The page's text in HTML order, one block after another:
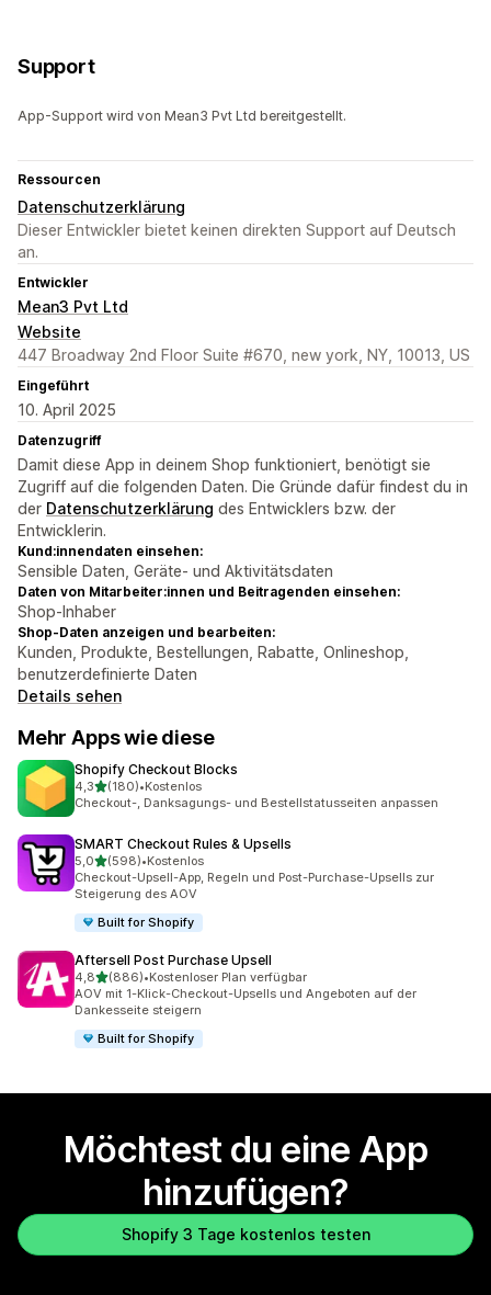
Support
App-Support wird von Mean3 Pvt Ltd bereitgestellt.
Ressourcen
Datenschutzerklärung
Dieser Entwickler bietet keinen direkten Support auf Deutsch
an.
Entwickler
Mean3 Pvt Ltd
Website
447 Broadway 2nd Floor Suite #670, new york, NY, 10013, US
Eingeführt
10. April 2025
Datenzugriff
Damit diese App in deinem Shop funktioniert, benötigt sie
Zugriff auf die folgenden Daten. Die Gründe dafür findest du in
der Datenschutzerklärung des Entwicklers bzw. der
Entwicklerin.
Kund:innendaten einsehen:
Sensible Daten, Geräte- und Aktivitätsdaten
Daten von Mitarbeiter:innen und Beitragenden einsehen:
Shop-Inhaber
Shop-Daten anzeigen und bearbeiten:
Kunden, Produkte, Bestellungen, Rabatte, Onlineshop,
benutzerdefinierte Daten
Details sehen
Mehr Apps wie diese
Shopify Checkout Blocks
4,3von 5 Sternen
(180)
180 Rezensionen insgesamt
•Kostenlos
Checkout-, Danksagungs- und Bestellstatusseiten anpassen
SMART Checkout Rules & Upsells
5,0von 5 Sternen
(598)
598 Rezensionen insgesamt
•Kostenlos
Checkout-Upsell-App, Regeln und Post-Purchase-Upsells zur
Steigerung des AOV
Built for Shopify
Aftersell Post Purchase Upsell
4,8von 5 Sternen
(886)
886 Rezensionen insgesamt
•Kostenloser Plan verfügbar
AOV mit 1-Klick-Checkout-Upsells und Angeboten auf der
Dankesseite steigern
Built for Shopify
Möchtest du eine App
hinzufügen?
Shopify 3 Tage kostenlos testen